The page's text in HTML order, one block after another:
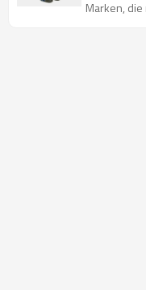
Marken, die